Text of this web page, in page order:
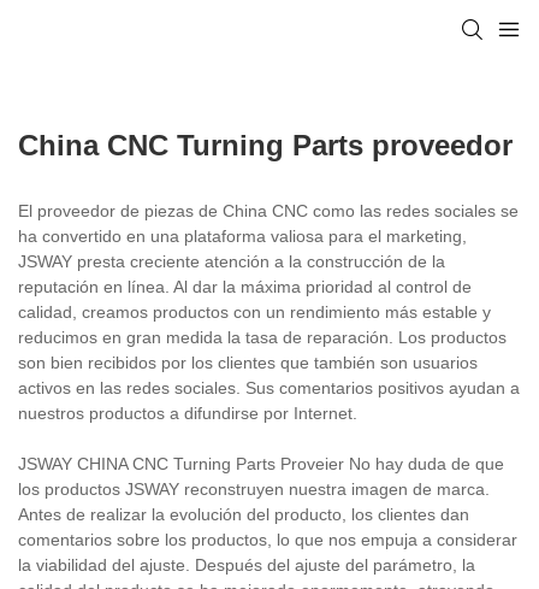
China CNC Turning Parts proveedor
El proveedor de piezas de China CNC como las redes sociales se
ha convertido en una plataforma valiosa para el marketing,
JSWAY presta creciente atención a la construcción de la
reputación en línea. Al dar la máxima prioridad al control de
calidad, creamos productos con un rendimiento más estable y
reducimos en gran medida la tasa de reparación. Los productos
son bien recibidos por los clientes que también son usuarios
activos en las redes sociales. Sus comentarios positivos ayudan a
nuestros productos a difundirse por Internet.
JSWAY CHINA CNC Turning Parts Proveier No hay duda de que
los productos JSWAY reconstruyen nuestra imagen de marca.
Antes de realizar la evolución del producto, los clientes dan
comentarios sobre los productos, lo que nos empuja a considerar
la viabilidad del ajuste. Después del ajuste del parámetro, la